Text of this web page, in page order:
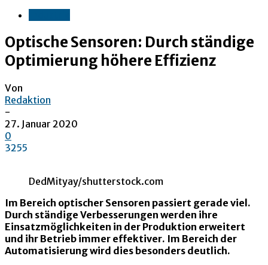
Optische Sensoren: Durch ständige
Optimierung höhere Effizienz
Von
Redaktion
-
27. Januar 2020
0
3255
DedMityay/shutterstock.com
Im Bereich optischer Sensoren passiert gerade viel.
Durch ständige Verbesserungen werden ihre
Einsatzmöglichkeiten in der Produktion erweitert
und ihr Betrieb immer effektiver. Im Bereich der
Automatisierung wird dies besonders deutlich.